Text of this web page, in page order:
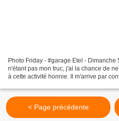
Photo Friday - #garage Etel -
n'étant pas mon truc, j'ai la chance de
à cette activité honnie. Il m'arrive par
< Page précédente